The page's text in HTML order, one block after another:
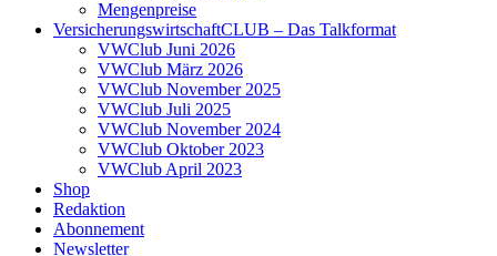
Mengenpreise
VersicherungswirtschaftCLUB – Das Talkformat
VWClub Juni 2026
VWClub März 2026
VWClub November 2025
VWClub Juli 2025
VWClub November 2024
VWClub Oktober 2023
VWClub April 2023
Shop
Redaktion
Abonnement
Newsletter